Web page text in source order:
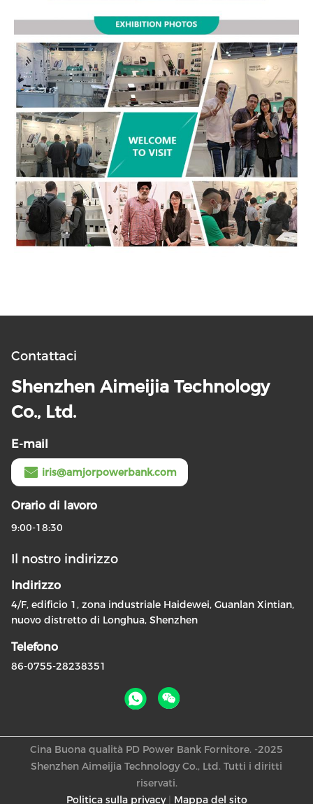
Contattaci
Shenzhen Aimeijia Technology
Co., Ltd.
E-mail
iris@amjorpowerbank.com
Orario di lavoro
9:00-18:30
Il nostro indirizzo
Indirizzo
4/F, edificio 1, zona industriale Haidewei, Guanlan Xintian,
nuovo distretto di Longhua, Shenzhen
Telefono
86-0755-28238351
Politica sulla privacy| Mappa del sito
Cina Buona qualità PD Power Bank Fornitore. -2025
Shenzhen Aimeijia Technology Co., Ltd. Tutti i diritti
riservati.